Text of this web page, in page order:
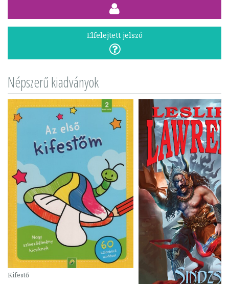
Elfelejtett jelszó
Népszerű kiadványok
Kifestő